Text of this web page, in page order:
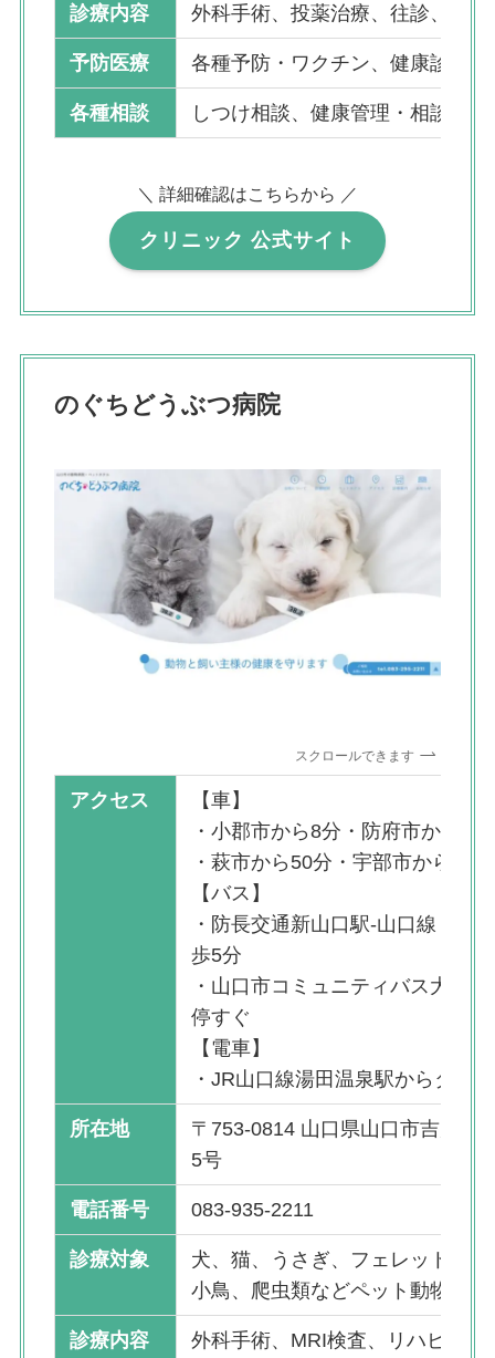
診療内容 外科手術、投薬治療、往診、その
予防医療 各種予防・ワクチン、健康診断
各種相談 しつけ相談、健康管理・相談
＼ 詳細確認はこちらから ／
クリニック 公式サイト
のぐちどうぶつ病院
スクロールできます
アクセス
【車】
・小郡市から8分・防府市から20
・萩市から50分・宇部市から40分
【バス】
・防長交通新山口駅-山口線 葵バ
歩5分
・山口市コミュニティバス大橋
停すぐ
【電車】
・JR山口線湯田温泉駅からタク
所在地
〒753-0814 山口県山口市吉敷下
5号
電話番号 083-935-2211
診療対象
犬、猫、うさぎ、フェレット、
小鳥、爬虫類などペット動物全般
診療内容
外科手術、MRI検査、リハビリテ